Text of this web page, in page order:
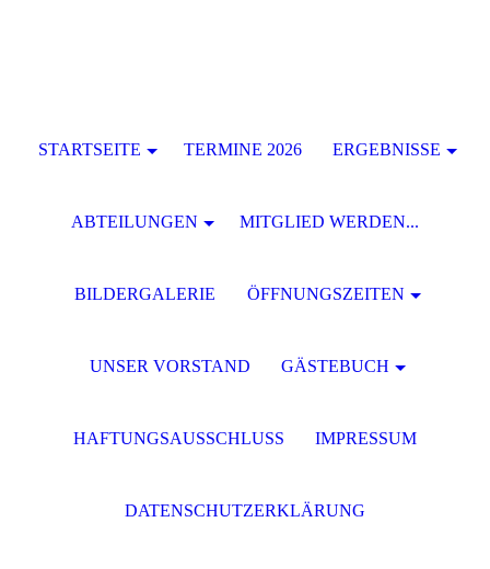
STARTSEITE TERMINE 2026 ERGEBNISSE
ABTEILUNGEN MITGLIED WERDEN...
BILDERGALERIE ÖFFNUNGSZEITEN
UNSER VORSTAND GÄSTEBUCH
HAFTUNGSAUSSCHLUSS IMPRESSUM
DATENSCHUTZERKLÄRUNG